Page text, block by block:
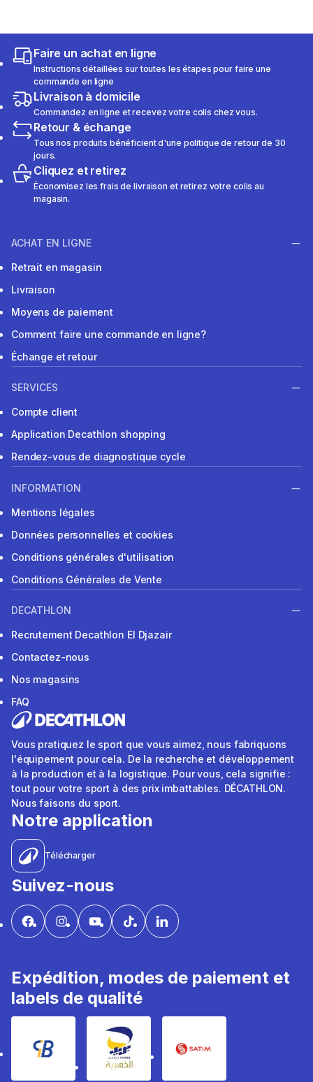
Faire un achat en ligne
Instructions détaillées sur toutes les étapes pour faire une
commande en ligne
Livraison à domicile
Commandez en ligne et recevez votre colis chez vous.
Retour & échange
Tous nos produits bénéficient d'une politique de retour de 30
jours.
Cliquez et retirez
Économisez les frais de livraison et retirez votre colis au
magasin.
ACHAT EN LIGNE
Retrait en magasin
Livraison
Moyens de paiement
Comment faire une commande en ligne?
Échange et retour
SERVICES
Compte client
Application Decathlon shopping
Rendez-vous de diagnostique cycle
INFORMATION
Mentions légales
Données personnelles et cookies
Conditions générales d'utilisation
Conditions Générales de Vente
DECATHLON
Recrutement Decathlon El Djazair
Contactez-nous
Nos magasins
FAQ
Vous pratiquez le sport que vous aimez, nous fabriquons
l'équipement pour cela. De la recherche et développement
à la production et à la logistique. Pour vous, cela signifie :
tout pour votre sport à des prix imbattables. DÉCATHLON.
Nous faisons du sport.
Notre application
Télécharger
Suivez-nous
Expédition, modes de paiement et
labels de qualité